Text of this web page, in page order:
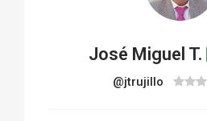
José Miguel T.
@jtrujillo